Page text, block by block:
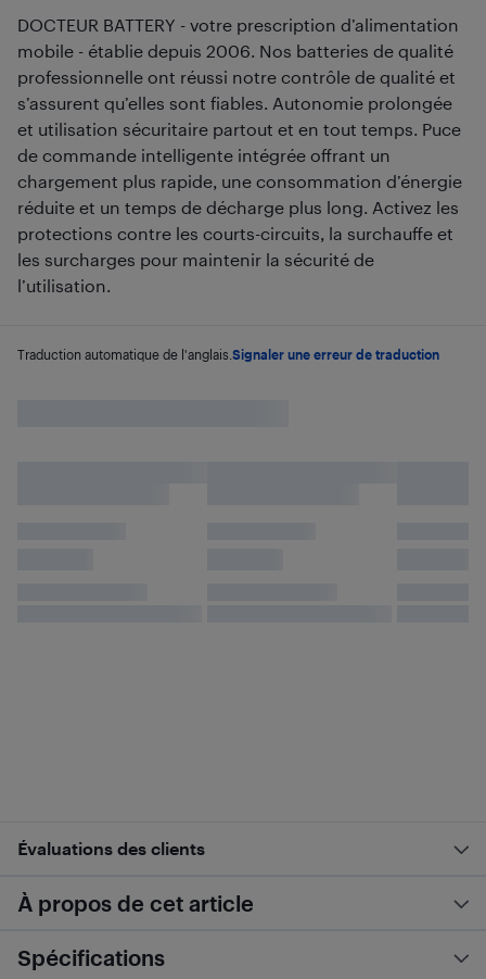
DOCTEUR BATTERY - votre prescription d’alimentation
mobile - établie depuis 2006. Nos batteries de qualité
professionnelle ont réussi notre contrôle de qualité et
s’assurent qu’elles sont fiables. Autonomie prolongée
et utilisation sécuritaire partout et en tout temps. Puce
de commande intelligente intégrée offrant un
chargement plus rapide, une consommation d’énergie
réduite et un temps de décharge plus long. Activez les
protections contre les courts-circuits, la surchauffe et
les surcharges pour maintenir la sécurité de
l’utilisation.
Traduction automatique de l'anglais. Signaler une erreur de traduction
Évaluations des clients
À propos de cet article
Spécifications